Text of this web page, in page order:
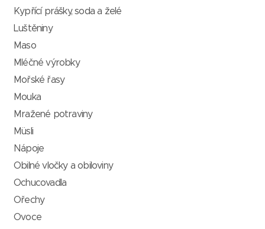
Kypřící prášky, soda a želé
Luštěniny
Maso
Mléčné výrobky
Mořské řasy
Mouka
Mražené potraviny
Müsli
Nápoje
Obilné vločky a obiloviny
Ochucovadla
Ořechy
Ovoce